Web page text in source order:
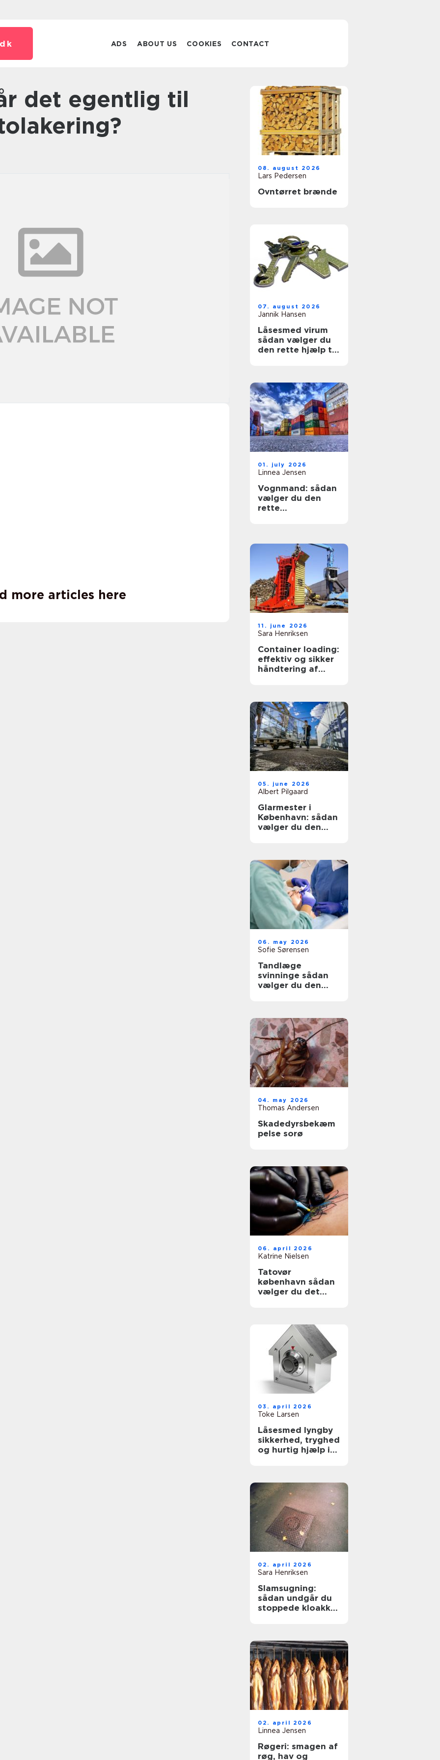
ADS ABOUT US COOKIES CONTACT
more articles here
08. august 2026
Lars Pedersen
Ovntørret brænde
07. august 2026
Jannik Hansen
Låsesmed virum
sådan vælger du
den rette hjælp til
01. july 2026
Linnea Jensen
Vognmand: sådan
vælger du den
rette
11. june 2026
Sara Henriksen
Container loading:
effektiv og sikker
håndtering af
05. june 2026
Albert Pilgaard
Glarmester i
København: sådan
vælger du den
06. may 2026
Sofie Sørensen
Tandlæge
svinninge sådan
vælger du den
04. may 2026
Thomas Andersen
Skadedyrsbekæm
pelse sorø
06. april 2026
Katrine Nielsen
Tatovør
københavn sådan
vælger du det
03. april 2026
Toke Larsen
Låsesmed lyngby
sikkerhed, tryghed
og hurtig hjælp i
02. april 2026
Sara Henriksen
Slamsugning:
sådan undgår du
stoppede kloakker
02. april 2026
Linnea Jensen
Røgeri: smagen af
røg, hav og